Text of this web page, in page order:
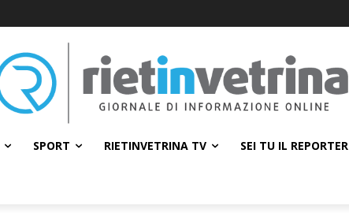
SPORT RIETINVETRINA TV SEI TU IL REPORTER